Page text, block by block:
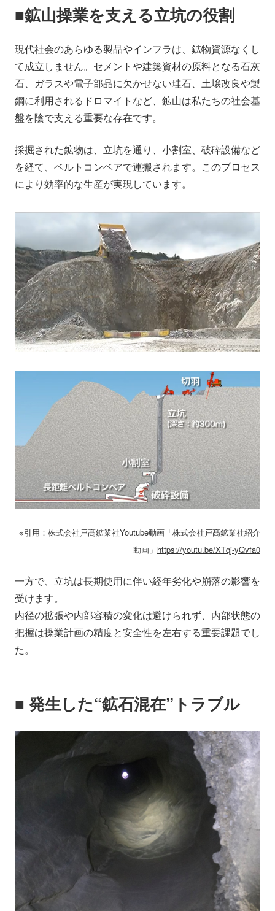
■鉱山操業を支える立坑の役割
現代社会のあらゆる製品やインフラは、鉱物資源なくし
て成立しません。セメントや建築資材の原料となる石灰
石、ガラスや電子部品に欠かせない珪石、土壌改良や製
鋼に利用されるドロマイトなど、鉱山は私たちの社会基
盤を陰で支える重要な存在です。
採掘された鉱物は、立坑を通り、小割室、破砕設備など
を経て、ベルトコンベアで運搬されます。このプロセス
により効率的な生産が実現しています。
※引用：株式会社戸髙鉱業社Youtube動画「株式会社戸髙鉱業社紹介
動画」 https://youtu.be/XTqj-yQvfa0
一方で、立坑は長期使用に伴い経年劣化や崩落の影響を
受けます。
内径の拡張や内部容積の変化は避けられず、内部状態の
把握は操業計画の精度と安全性を左右する重要課題でし
た。
■ 発生した“鉱石混在”トラブル